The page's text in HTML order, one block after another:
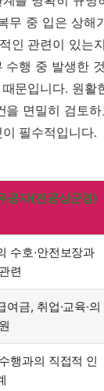
무 중 입은 상해
인 관련이 있는
수행 중 발생한
문입니다. 원활
을 면밀히 검토
필수적입니다.
공자(전공상군경)
수호·안전보장과
련
여금, 취업·교육·의
행과의 직접적 인